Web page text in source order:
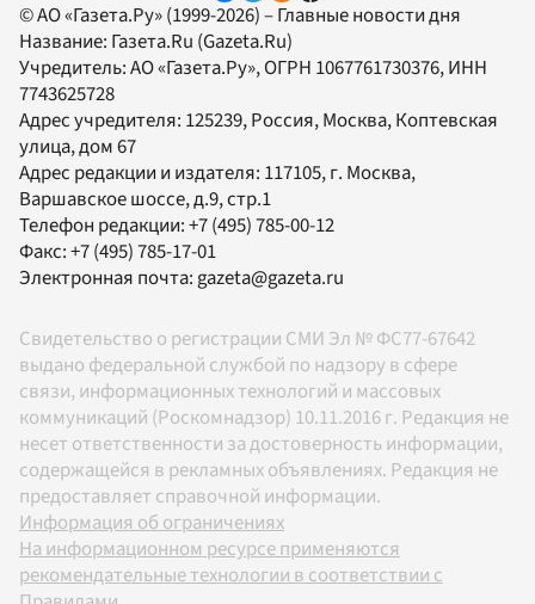
© АО «Газета.Ру» (1999-2026) – Главные новости дня
Название: Газета.Ru (Gazeta.Ru)
Учредитель:АО «Газета.Ру», ОГРН 1067761730376, ИНН
7743625728
Адрес учредителя: 125239, Россия, Москва, Коптевская
улица, дом 67
Адрес редакции и издателя: 117105, г. Москва,
Варшавское шоссе, д.9, стр.1
Телефон редакции:+7 (495) 785-00-12
Факс:+7 (495) 785-17-01
Электронная почта:gazeta@gazeta.ru
Свидетельство о регистрации СМИ Эл № ФС77-67642
выдано федеральной службой по надзору в сфере
связи, информационных технологий и массовых
коммуникаций (Роскомнадзор) 10.11.2016 г. Редакция не
несет ответственности за достоверность информации,
содержащейся в рекламных объявлениях. Редакция не
предоставляет справочной информации.
Информация об ограничениях
На информационном ресурсе применяются
рекомендательные технологии в соответствии с